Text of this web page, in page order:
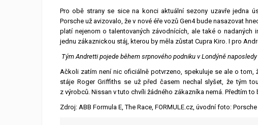
Pro obě strany se sice na konci aktuální sezony uzavře jedna
Porsche už avizovalo, že v nové éře vozů Gen4 bude nasazovat
platí nejenom o talentovaných závodnících, ale také o nadaných
jednu zákaznickou stáj, kterou by měla zůstat Cupra Kiro. I pro
Tým Andretti pojede během srpnového podniku v Londýně
Ačkoli zatím není nic oficiálně potvrzeno, spekuluje se ale o
stáje Roger Griffiths se už před časem nechal slyšet, že tým
z výrobců. Nissan v tuto chvíli žádného zákazníka nemá. Předtím
Zdroj: ABB Formula E, The Race, FORMULE.cz, úvodní foto: Porsche